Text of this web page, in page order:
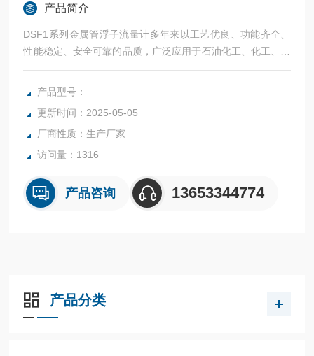
产品简介
DSF1系列金属管浮子流量计多年来以工艺优良、功能齐全、
性能稳定、安全可靠的品质，广泛应用于石油化工、化工、化
肥、冶金、电力、食品、制药、造纸等行业的测量和自控系
统。金属转子流量计 法兰连接 保温夹套
产品型号：
更新时间：2025-05-05
厂商性质：生产厂家
访问量：1316
产品咨询 13653344774
产品分类